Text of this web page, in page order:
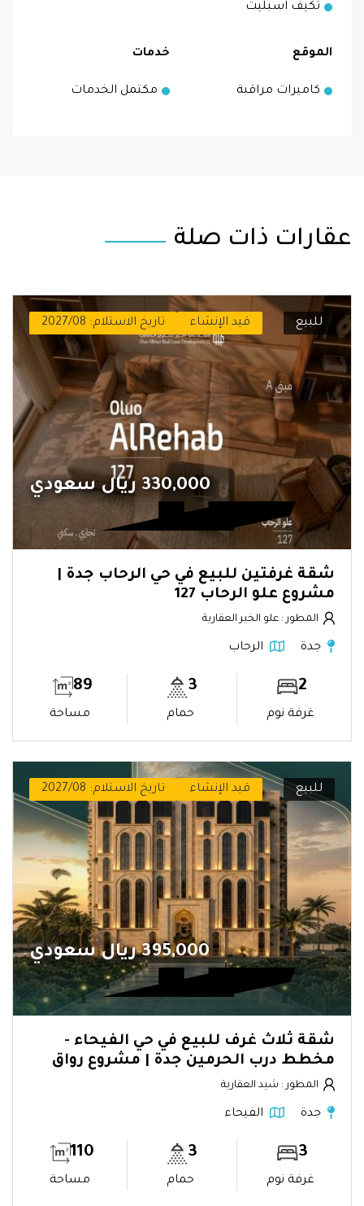
تكيف اسبليت
الموقع
كاميرات مراقبة
خدمات
مكتمل الخدمات
عقارات ذات صلة
للبيع قيد الإنشاء تاريخ الاستلام: 2027/08
330,000 ريال سعودي
شقة غرفتين للبيع في حي الرحاب جدة |
مشروع علو الرحاب 127
المطور : علو الخير العقارية
جدة الرحاب
2
غرفة نوم
3
حمام
89
مساحة
للبيع قيد الإنشاء تاريخ الاستلام: 2027/08
395,000 ريال سعودي
شقة ثلاث غرف للبيع في حي الفيحاء -
مخطط درب الحرمين جدة | مشروع رواق
المطور : شيد العقارية
جدة الفيحاء
3
غرفة نوم
3
حمام
110
مساحة